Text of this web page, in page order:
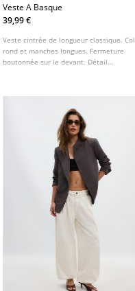
Veste A Basque
39,99 €
Veste cintrée de longueur classique. Col
rond et manches longues. Fermeture
boutonnée sur le devant. Détail